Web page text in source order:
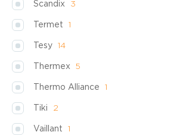
Scandix 3
Termet 1
Tesy 14
Thermex 5
Thermo Alliance 1
Tiki 2
Vaillant 1